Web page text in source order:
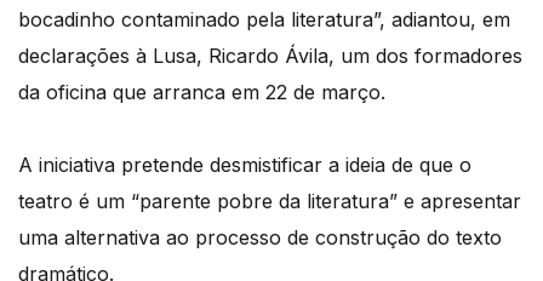
bocadinho contaminado pela literatura”, adiantou, em
declarações à Lusa, Ricardo Ávila, um dos formadores
da oficina que arranca em 22 de março.
A iniciativa pretende desmistificar a ideia de que o
teatro é um “parente pobre da literatura” e apresentar
uma alternativa ao processo de construção do texto
dramático.